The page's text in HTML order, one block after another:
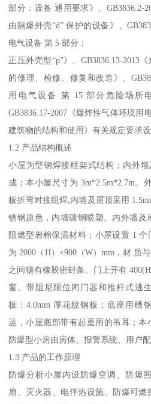
部分：设备 通用要求》、GB3836.2-
由隔爆外壳“d” 保护的设备》、
电气设备 第 5 部分：
正压外壳型“p”》、GB3836.13-2013
的修理、检修、修复和改造》、
用电气设备 第 15 部分危险场所
GB3836.17-2007《爆炸性气体环境用
建筑物的结构和使用》有关规定要求设
1.2 产品结构概述
小屋为型钢焊接框架式结构；内外
成；本小屋尺寸为 3m*2.5m*2.7m。
板折弯对接组焊,内墙及屋顶采用
锈钢原色，内墙碳钢喷塑。内外墙及
阻燃型岩棉保温材料；小屋设置 1
为 2000（H）×900（W）mm，材 质
之间镶有橡胶密封条。门上开有
窗。带阻尼限位闭门器和推杆式逃
板：4.0mm 厚花纹钢板；底座用槽
运，小屋底部带有起重用的吊耳；
防爆型小房由房体、报警系统、用户
1.3 产品的工作原理
防爆分析小屋内设防爆空调、防爆
扇、灭火器、电伴热设施、防爆可